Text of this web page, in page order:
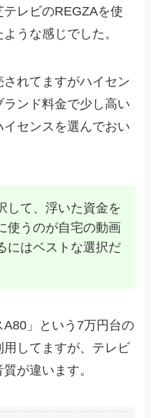
レビのREGZAを使
うな感じでした。
れてますがハイセン
ンド料金で少し高い
センスを選んでおい
して、浮いた資金を
使うのが自宅の動画
にはベストな選択だ
」という7万円台の
してますが、テレビ
が違います。